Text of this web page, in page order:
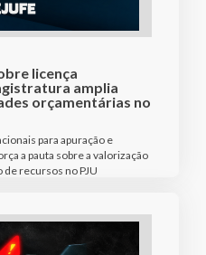
licença
amplia
orçamentárias no
para apuração e
a pauta sobre a valorização
recursos no PJU